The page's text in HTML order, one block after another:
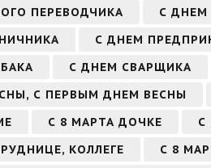
ПЕРЕВОДЧИКА
С ДНЕМ
С ДНЕМ
С ДНЕМ СВАРЩИКА
С ПЕРВЫМ ДНЕМ ВЕСНЫ
С 8 МАРТА ДОЧКЕ С
КОЛЛЕГЕ
С 8